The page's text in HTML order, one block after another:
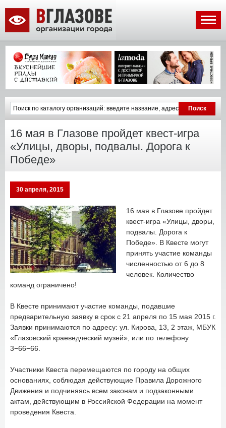
16 мая в Глазове пройдет квест-игра
«Улицы, дворы, подвалы. Дорога к
Победе»
30 апреля, 2015
16 мая в Глазове пройдет
квест-игра «Улицы, дворы,
подвалы. Дорога к
Победе». В Квесте могут
принять участие команды
численностью от 6 до 8
человек. Количество
команд ограничено!
В Квесте принимают участие команды, подавшие
предварительную заявку в срок с 21 апреля по 15 мая 2015 г.
Заявки принимаются по адресу: ул. Кирова, 13, 2 этаж, МБУК
«Глазовский краеведческий музей», или по телефону
3−66−66.
Участники Квеста перемещаются по городу на общих
основаниях, соблюдая действующие Правила Дорожного
Движения и подчиняясь всем законам и подзаконными
актам, действующим в Российской Федерации на момент
проведения Квеста.